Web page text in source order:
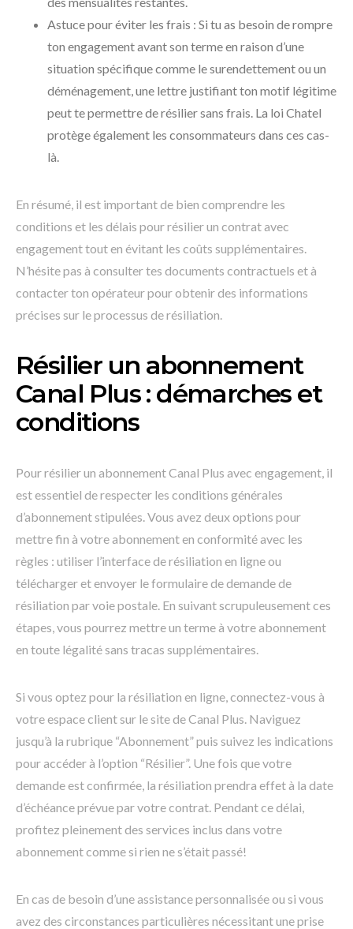
Astuce pour éviter les frais : Si tu as besoin de rompre
ton engagement avant son terme en raison d’une
situation spécifique comme le surendettement ou un
déménagement, une lettre justifiant ton motif légitime
peut te permettre de résilier sans frais. La loi Chatel
protège également les consommateurs dans ces cas-
là.
En résumé, il est important de bien comprendre les
conditions et les délais pour résilier un contrat avec
engagement tout en évitant les coûts supplémentaires.
N’hésite pas à consulter tes documents contractuels et à
contacter ton opérateur pour obtenir des informations
précises sur le processus de résiliation.
Résilier un abonnement
Canal Plus : démarches et
conditions
Pour résilier un abonnement Canal Plus avec engagement, il
est essentiel de respecter les conditions générales
d’abonnement stipulées. Vous avez deux options pour
mettre fin à votre abonnement en conformité avec les
règles : utiliser l’interface de résiliation en ligne ou
télécharger et envoyer le formulaire de demande de
résiliation par voie postale. En suivant scrupuleusement ces
étapes, vous pourrez mettre un terme à votre abonnement
en toute légalité sans tracas supplémentaires.
Si vous optez pour la résiliation en ligne, connectez-vous à
votre espace client sur le site de Canal Plus. Naviguez
jusqu’à la rubrique “Abonnement” puis suivez les indications
pour accéder à l’option “Résilier”. Une fois que votre
demande est confirmée, la résiliation prendra effet à la date
d’échéance prévue par votre contrat. Pendant ce délai,
profitez pleinement des services inclus dans votre
abonnement comme si rien ne s’était passé!
En cas de besoin d’une assistance personnalisée ou si vous
avez des circonstances particulières nécessitant une prise